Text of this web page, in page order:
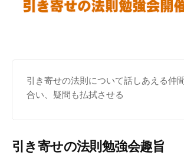
マ
引き寄せの法則について話しあえる仲
合い、疑問も払拭させる
引き寄せの法則勉強会趣旨